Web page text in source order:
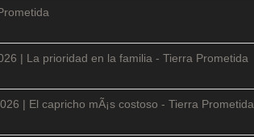
| La prioridad en la familia - Tierra Prometida
| El capricho mÃ¡s costoso - Tierra Prometida